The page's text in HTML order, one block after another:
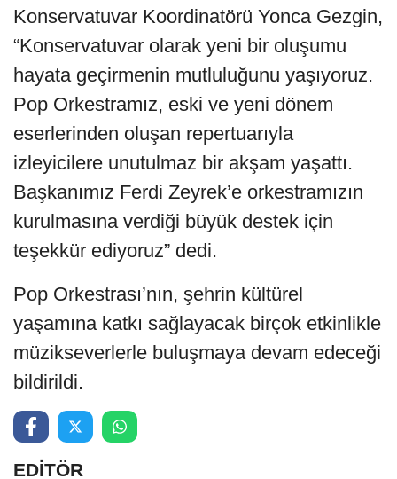
Konservatuvar Koordinatörü Yonca Gezgin,
“Konservatuvar olarak yeni bir oluşumu
hayata geçirmenin mutluluğunu yaşıyoruz.
Pop Orkestramız, eski ve yeni dönem
eserlerinden oluşan repertuarıyla
izleyicilere unutulmaz bir akşam yaşattı.
Başkanımız Ferdi Zeyrek’e orkestramızın
kurulmasına verdiği büyük destek için
teşekkür ediyoruz” dedi.
Pop Orkestrası’nın, şehrin kültürel
yaşamına katkı sağlayacak birçok etkinlikle
müzikseverlerle buluşmaya devam edeceği
bildirildi.
EDİTÖR